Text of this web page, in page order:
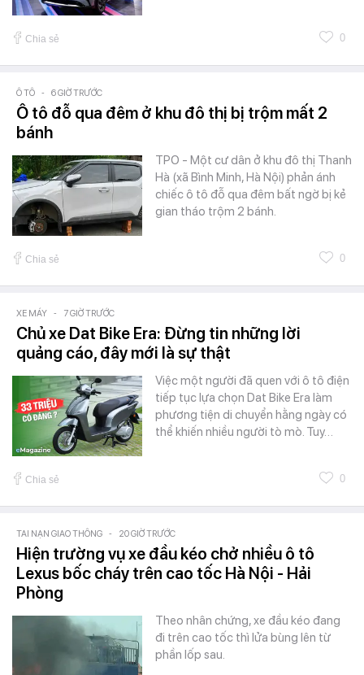
Chia sẻ 0
Ô TÔ - 6 GIỜ TRƯỚC
Ô tô đỗ qua đêm ở khu đô thị bị trộm mất 2
bánh
TPO - Một cư dân ở khu đô thị Thanh
Hà (xã Bình Minh, Hà Nội) phản ánh
chiếc ô tô đỗ qua đêm bất ngờ bị kẻ
gian tháo trộm 2 bánh.
Chia sẻ 0
XE MÁY - 7 GIỜ TRƯỚC
Chủ xe Dat Bike Era: Đừng tin những lời
quảng cáo, đây mới là sự thật
Việc một người đã quen với ô tô điện
tiếp tục lựa chọn Dat Bike Era làm
phương tiện di chuyển hằng ngày có
thể khiến nhiều người tò mò. Tuy…
Chia sẻ 0
TAI NẠN GIAO THÔNG - 20 GIỜ TRƯỚC
Hiện trường vụ xe đầu kéo chở nhiều ô tô
Lexus bốc cháy trên cao tốc Hà Nội - Hải
Phòng
Theo nhân chứng, xe đầu kéo đang
đi trên cao tốc thì lửa bùng lên từ
phần lốp sau.